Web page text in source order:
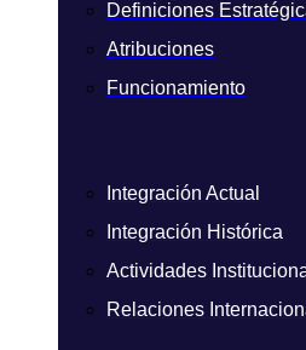
Definiciones
Atribuciones
Funcionamiento
Integración Actual
Integración Histórica
Actividades
Relaciones